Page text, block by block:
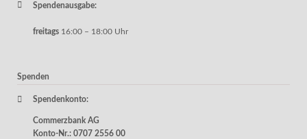
Spendenausgabe:
freitags 16:00 – 18:00 Uhr
Spenden
Spendenkonto:
Commerzbank AG
Konto-Nr.: 0707 2556 00